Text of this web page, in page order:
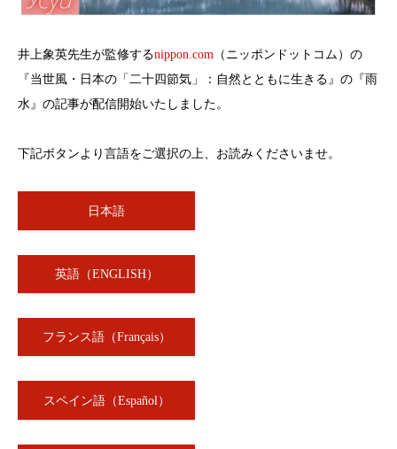
井上象英先生が監修するnippon.com （ニッポンドットコム）の
『当世風・日本の「二十四節気」：自然とともに生きる』の『雨
水』の記事が配信開始いたしました。
下記ボタンより言語をご選択の上、お読みくださいませ。
日本語
英語（ENGLISH）
フランス語（Français）
スペイン語（Español）